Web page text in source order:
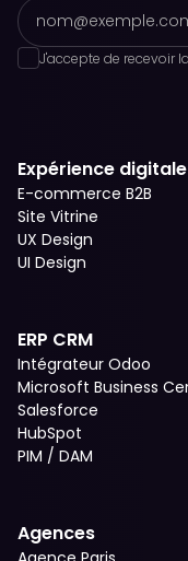
J'accepte de recevoir
Expérience digitale
E-commerce B2B
Site Vitrine
UX Design
UI Design
ERP CRM
Intégrateur Odoo
Microsoft Business
Salesforce
HubSpot
PIM / DAM
Agences